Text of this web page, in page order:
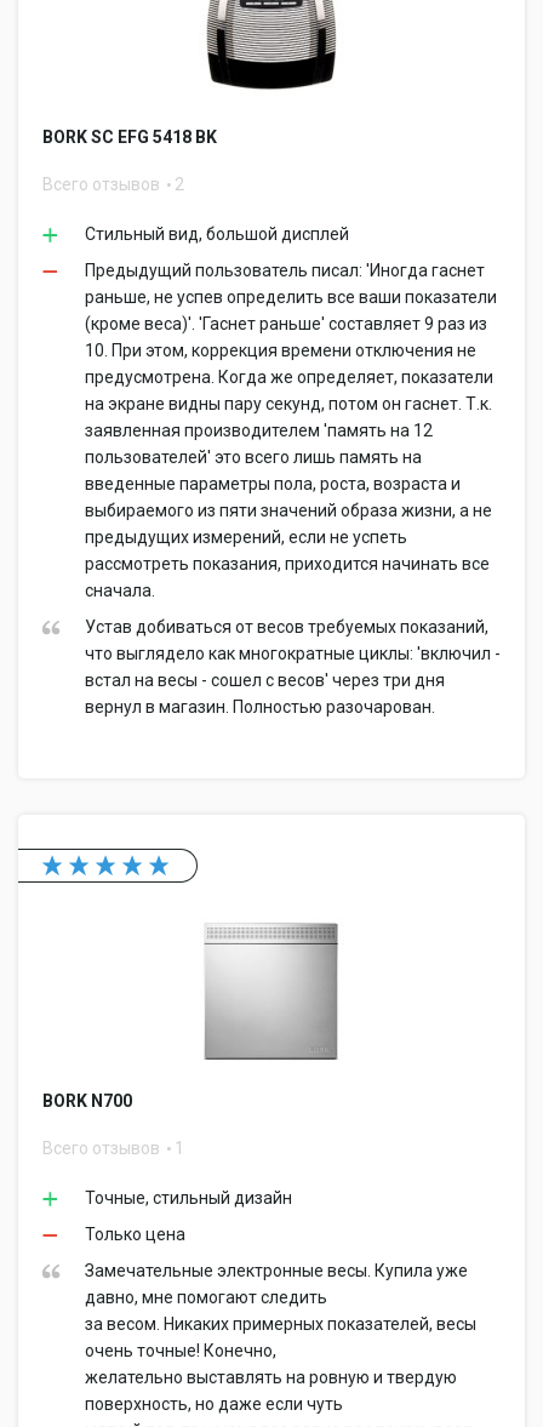
BORK SC EFG 5418 BK
Всего отзывов 2
Стильный вид, большой дисплей
Предыдущий пользователь писал: 'Иногда гаснет
раньше, не успев определить все ваши показатели
(кроме веса)'. 'Гаснет раньше' составляет 9 раз из
10. При этом, коррекция времени отключения не
предусмотрена. Когда же определяет, показатели
на экране видны пару секунд, потом он гаснет. Т.к.
заявленная производителем 'память на 12
пользователей' это всего лишь память на
введенные параметры пола, роста, возраста и
выбираемого из пяти значений образа жизни, а не
предыдущих измерений, если не успеть
рассмотреть показания, приходится начинать все
сначала.
Устав добиваться от весов требуемых показаний,
что выглядело как многократные циклы: 'включил -
встал на весы - сошел с весов' через три дня
вернул в магазин. Полностью разочарован.
BORK N700
Всего отзывов 1
Точные, стильный дизайн
Только цена
Замечательные электронные весы. Купила уже
давно, мне помогают следить
за весом. Никаких примерных показателей, весы
очень точные! Конечно,
желательно выставлять на ровную и твердую
поверхность, но даже если чуть